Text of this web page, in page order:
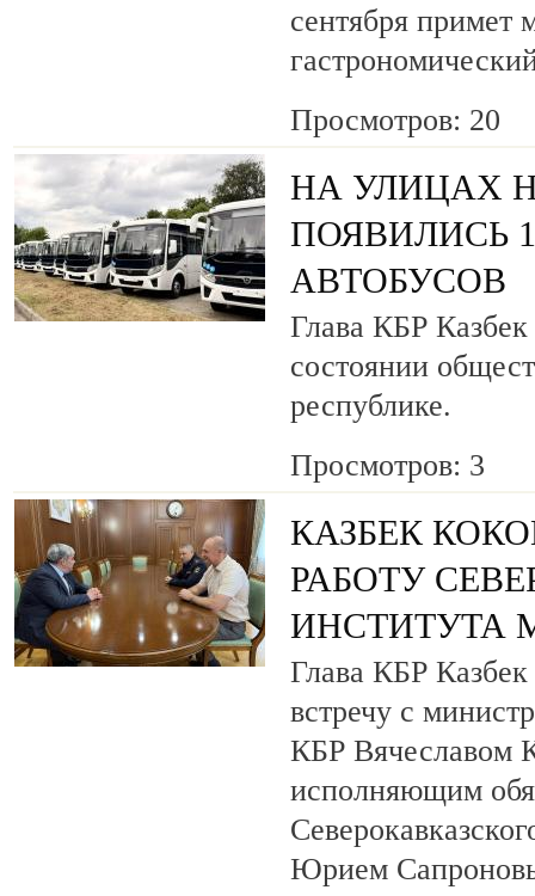
сентября примет
Просмотров: 20
НА УЛИЦАХ
ПОЯВИЛИСЬ
АВТОБУСОВ
Глава КБР
состоянии
республике.
Просмотров: 3
КАЗБЕК
РАБОТУ
ИНСТИТУТА
Глава КБР
встречу с
КБР Вячеславом
исполняющим
Юрием